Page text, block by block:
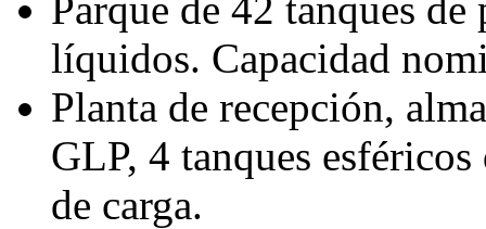
líquidos. Capacidad
Planta de recepción,
GLP, 4 tanques
de carga.